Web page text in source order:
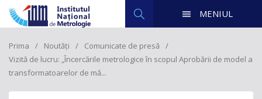
MENIUL
Prima Noutăți
Comunicate de presă
Vizită de lucru: „Încercările metrologice în scopul Aprobării de model a
transformatoarelor de mă...